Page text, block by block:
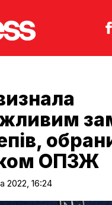
ОПЗЖ
2022, 16:24